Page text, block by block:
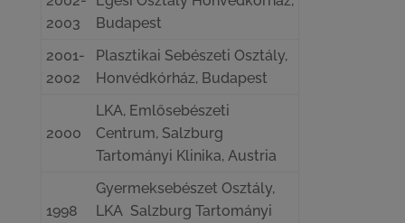
2003
Budapest
2001-
2002
Plasztikai Sebészeti Osztály,
Honvédkórház, Budapest
2000
LKA, Emlősebészeti
Centrum, Salzburg
Tartományi Klinika, Austria
1998
Gyermeksebészet Osztály,
LKA Salzburg Tartományi